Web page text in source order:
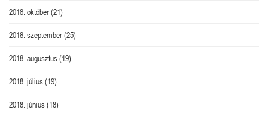
2018. október(21)
2018. szeptember(25)
2018. augusztus(19)
2018. július(19)
2018. június(18)